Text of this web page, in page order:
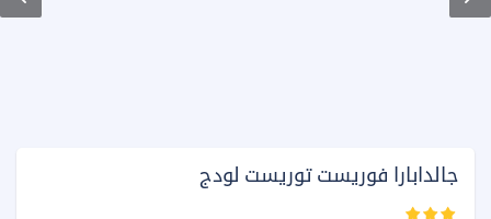
جالدابارا فوريست توريست لودج